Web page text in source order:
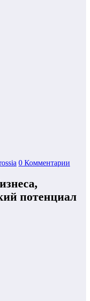
0 Комментарии
потенциал